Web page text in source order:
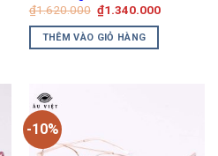
₫1.620.000 Giá
gốc
là:
₫1.620.000.
₫1.340.000Giá
THÊM VÀO GIỎ HÀNG
-10%